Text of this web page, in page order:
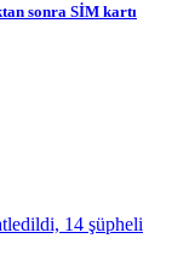
sonra SİM kartı
14 şüpheli